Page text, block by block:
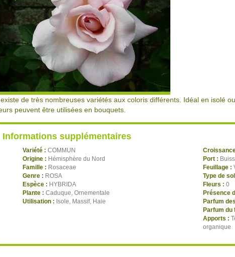
de très nombreuses variétés aux coloris différents. Idéal en isolé
peuvent être utilisées en bouquets.
Informations supplémentaires
Variété : COMMUN
Origine : Hémisphère du Nord
Famille : Rosaceae
Genre : ROSA
Espèce : HYBRIDA
Plante : Caduque, Ornementale
Utilisation : Isole, Massif, Haie
Port :
Feuillage :
Type de
Fleurs : 0
Présence
Parfum
Parfum du
Apports :
organique